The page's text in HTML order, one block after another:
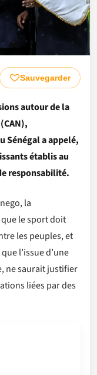
Sauvegarder
autour de la
Sénégal a appelé,
établis au
responsabilité.
la
le sport doit
les peuples, et
l’issue d’une
ne saurait justifier
liées par des